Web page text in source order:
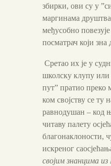
збирки, ови су у
маргинама
међусобно повезује
посматрач који
Сретао их је у
школску клупу или
пут” пратио преко
ком својству се ту
равнодушан – код
читаву палету
благонаклоности,
искреног
својим знанцима